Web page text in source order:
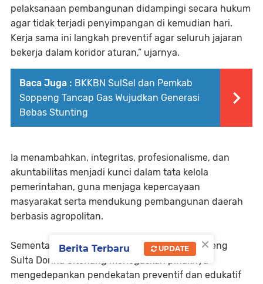
pelaksanaan pembangunan didampingi secara hukum
agar tidak terjadi penyimpangan di kemudian hari.
Kerja sama ini langkah preventif agar seluruh jajaran
bekerja dalam koridor aturan,” ujarnya.
Baca Juga : BKKBN SulSel dan Pemkab
Soppeng Tancap Gas Wujudkan Generasi
Bebas Stunting
Ia menambahkan, integritas, profesionalisme, dan
akuntabilitas menjadi kunci dalam tata kelola
pemerintahan, guna menjaga kepercayaan
masyarakat serta mendukung pembangunan daerah
berbasis agropolitan.
Sementara itu, Kepala Kejaksaan Negeri Soppeng
Sulta Donna Sitohang menegaskan pihaknya
mengedepankan pendekatan preventif dan edukatif
×
Berita Terbaru UPDATE